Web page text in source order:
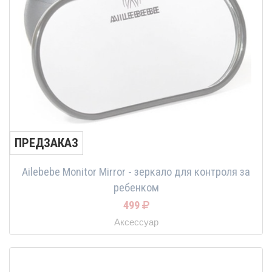
ПРЕДЗАКАЗ
Ailebebe Monitor Mirror - зеркало для контроля за
ребенком
499
Аксессуар